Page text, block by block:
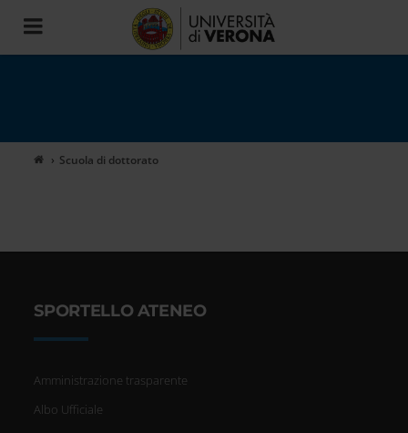
Toggle
navigation
Scuola di dottorato
SPORTELLO ATENEO
Amministrazione trasparente
Albo Ufficiale